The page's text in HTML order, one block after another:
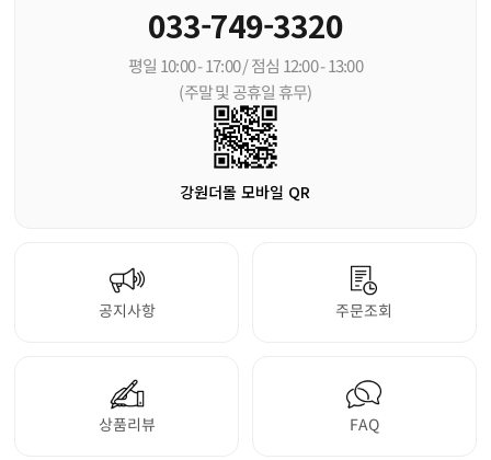
033-749-3320
평일 10:00 - 17:00 / 점심 12:00 - 13:00
(주말 및 공휴일 휴무)
강원더몰 모바일 QR
공지사항 주문조회
상품리뷰 FAQ